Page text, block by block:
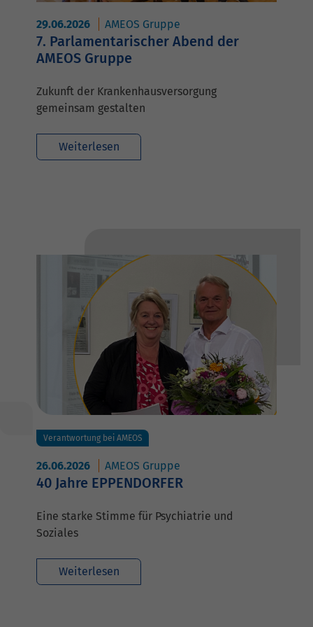
29.06.2026 AMEOS Gruppe
7. Parlamentarischer Abend der
AMEOS Gruppe
Zukunft der Krankenhausversorgung
gemeinsam gestalten
Weiterlesen
Verantwortung bei AMEOS
26.06.2026 AMEOS Gruppe
40 Jahre EPPENDORFER
Eine starke Stimme für Psychiatrie und
Soziales
Weiterlesen